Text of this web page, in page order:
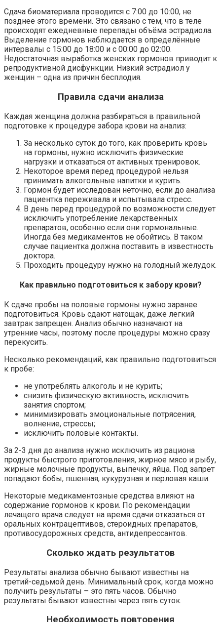
Сдача биоматериала проводится с 7:00 до 10:00, не
позднее этого времени. Это связано с тем, что в теле
происходят ежедневные перепады объёма эстрадиола.
Выделение гормонов наблюдается в определённые
интервалы с 15:00 до 18:00 и с 00:00 до 02:00.
Недостаточная выработка женских гормонов приводит к
репродуктивной дисфункции. Низкий эстрадиол у
женщин – одна из причин бесплодия.
Правила сдачи анализа
Каждая женщина должна разбираться в правильной
подготовке к процедуре забора крови на анализ:
За несколько суток до того, как проверить кровь
на гормоны, нужно исключить физические
нагрузки и отказаться от активных тренировок.
Некоторое время перед процедурой нельзя
принимать алкогольные напитки и курить.
Гормон будет исследован неточно, если до анализа
пациентка переживала и испытывала стресс.
В день перед процедурой по возможности следует
исключить употребление лекарственных
препаратов, особенно если они гормональные.
Иногда без медикаментов не обойтись. В таком
случае пациентка должна поставить в известность
доктора.
Проходить процедуру нужно на голодный желудок.
Как правильно подготовиться к забору крови?
К сдаче пробы на половые гормоны нужно заранее
подготовиться. Кровь сдают натощак, даже легкий
завтрак запрещен. Анализ обычно назначают на
утренние часы, поэтому после процедуры можно сразу
перекусить.
Несколько рекомендаций, как правильно подготовиться
к пробе:
не употреблять алкоголь и не курить;
снизить физическую активность, исключить
занятия спортом;
минимизировать эмоциональные потрясения,
волнение, стрессы;
исключить половые контакты.
За 2-3 дня до анализа нужно исключить из рациона
продукты быстрого приготовления, жирное мясо и рыбу,
жирные молочные продукты, выпечку, яйца. Под запрет
попадают бобы, пшенная, кукурузная и перловая каши.
Некоторые медикаментозные средства влияют на
содержание гормонов к крови. По рекомендации
лечащего врача следует на время сдачи отказаться от
оральных контрацептивов, стероидных препаратов,
противосудорожных средств, антидепрессантов.
Сколько ждать результатов
Результаты анализа обычно бывают известны на
третий-седьмой день. Минимальный срок, когда можно
получить результаты – это пять часов. Обычно
результаты бывают известны через пять суток.
Необходимость повторения